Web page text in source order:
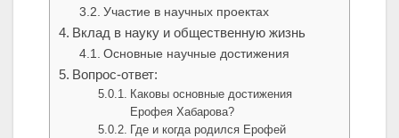
Участие в научных проектах
Вклад в науку и общественную жизнь
Основные научные достижения
Вопрос-ответ:
Каковы основные достижения
Ерофея Хабарова?
Где и когда родился Ерофей